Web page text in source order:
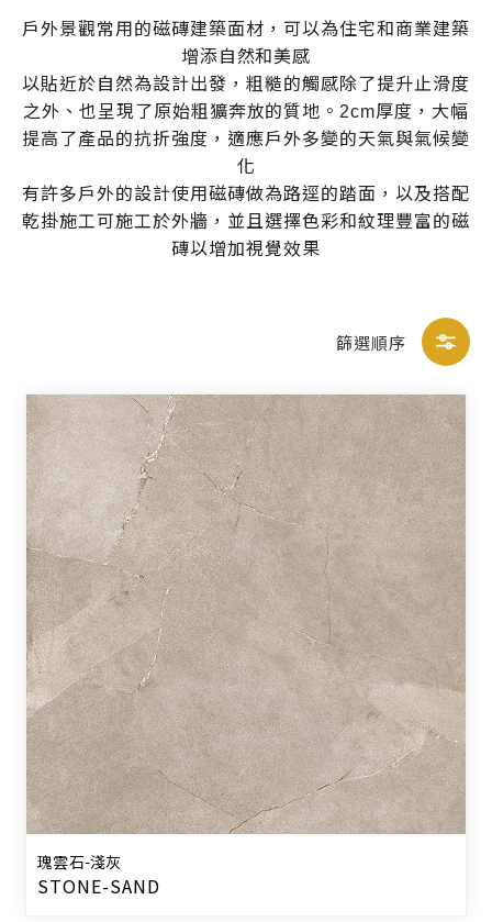
戶外景觀常用的磁磚建築面材，可以為住宅和商業建築
增添自然和美感
以貼近於自然為設計出發，粗糙的觸感除了提升止滑度
之外、也呈現了原始粗獷奔放的質地。2cm厚度，大幅
提高了產品的抗折強度，適應戶外多變的天氣與氣候變
化
有許多戶外的設計使用磁磚做為路逕的踏面，以及搭配
乾掛施工可施工於外牆，並且選擇色彩和紋理豐富的磁
磚以增加視覺效果
篩選順序
瑰雲石-淺灰
STONE-SAND